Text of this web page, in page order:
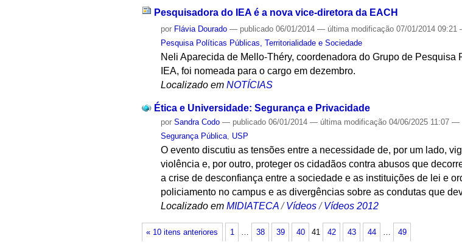
Pesquisadora do IEA é a nova vice-diretora da EACH
por Flávia Dourado — publicado 06/01/2014— última modificação 07/01/2014 09:21
Pesquisa Políticas Públicas, Territorialidade e Sociedade
Neli Aparecida de Mello-Théry, coordenadora do Grupo de
IEA, foi nomeada para o cargo em dezembro.
Localizado em NOTÍCIAS
Ética e Universidade: Segurança e Privacidade
porSandra Codo — publicado 06/01/2014— última modificação 04/06/2025 11:07—
Segurança Pública, USP
O evento discutiu as tensões entre a necessidade de, por um lado,
violência e, por outro, proteger os cidadãos contra abusos que
a crise de desconfiança entre a sociedade e as instituições de lei e
policiamento no campus e as divergências sobre as condutas que
Localizado em MIDIATECA /Vídeos /Vídeos 2012
« 10 itens anteriores 1 38 39 40 41 42 43 44 49